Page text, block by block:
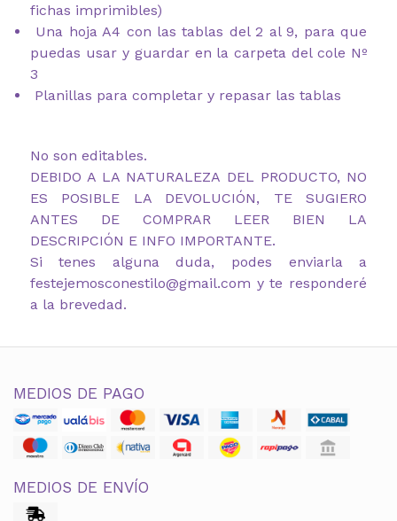
fichas imprimibles)
Una hoja A4 con las tablas del 2 al 9, para que
puedas usar y guardar en la carpeta del cole Nº
3
Planillas para completar y repasar las tablas
No son editables.
DEBIDO A LA NATURALEZA DEL PRODUCTO, NO
ES POSIBLE LA DEVOLUCIÓN, TE SUGIERO
ANTES DE COMPRAR LEER BIEN LA
DESCRIPCIÓN E INFO IMPORTANTE.
Si tenes alguna duda, podes enviarla a
festejemosconestilo@gmail.com y te responderé
a la brevedad.
MEDIOS DE PAGO
MEDIOS DE ENVÍO